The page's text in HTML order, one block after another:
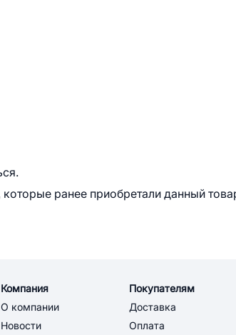
которые ранее приобретали данный
Компания
О компании
Новости
Покупателям
Доставка
Оплата